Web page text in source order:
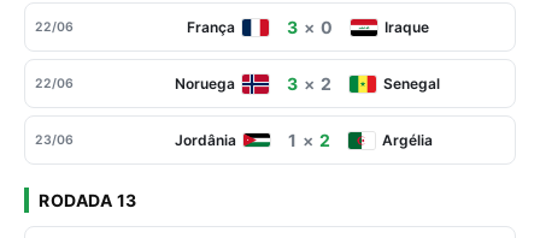
22/06 França 3 × 0 Iraque
22/06 Noruega 3 × 2 Senegal
23/06 Jordânia 1 × 2 Argélia
RODADA 13